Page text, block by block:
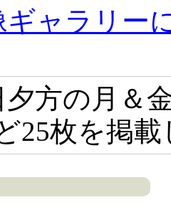
ギャラリー
夕方の月＆
25枚を掲